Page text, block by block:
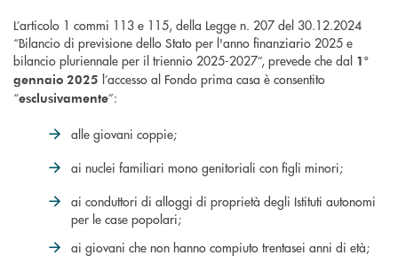
L’articolo 1 commi 113 e 115, della Legge n. 207 del 30.12.2024
“Bilancio di previsione dello Stato per l'anno finanziario 2025 e
bilancio pluriennale per il triennio 2025-2027”, prevede che dal 1°
gennaio 2025 l’accesso al Fondo prima casa è consentito
“esclusivamente”:
alle giovani coppie;
ai nuclei familiari mono genitoriali con figli minori;
ai conduttori di alloggi di proprietà degli Istituti autonomi
per le case popolari;
ai giovani che non hanno compiuto trentasei anni di età;